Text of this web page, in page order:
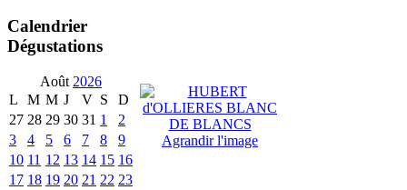
Calendrier
Dégustations
Août 2026
L
M M J V S
D
27 28 29 30 31 1
2
3
4 5 6 7 8
9
10 11 12 13 14 15 16
17 18 19 20 21 22 23
Agrandir l'image